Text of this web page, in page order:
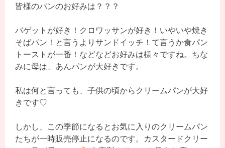
皆様のパンのお好みは？？？
バゲットが好き！クロワッサンが好き！いやいや焼き
そばパン！と言うよりサンドイッチ！て言うか食パン
トーストが一番！などなどお好みは様々ですね。ちな
みに母は、あんパンが大好きです。
私は何と言っても、子供の頃からクリームパンが大好
きです♡
しかし、この季節になるとお気に入りのクリームパン
たちが一時販売停止になるのです。カスタードクリー